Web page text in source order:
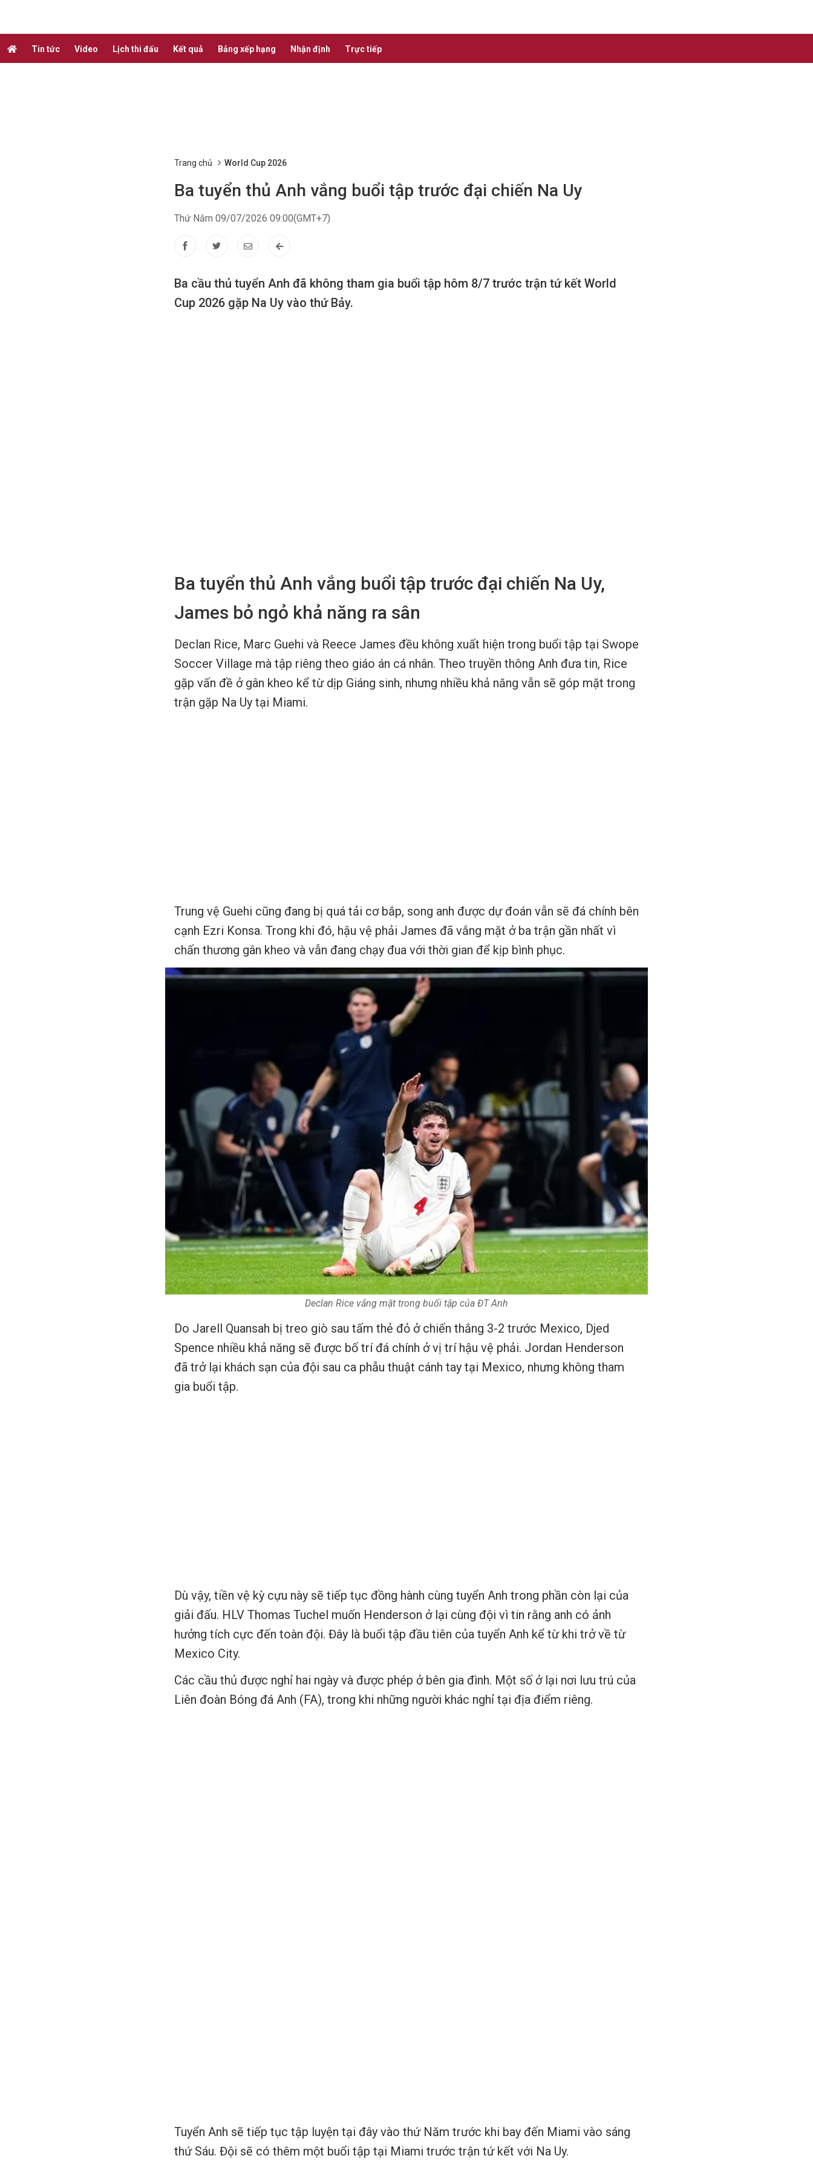
Tin tức Video Lịch thi đấu Kết quả Bảng xếp hạng Nhận định Trực tiếp
Trang chủ World Cup 2026
Ba tuyển thủ Anh vắng buổi tập trước đại chiến Na Uy
Thứ Năm 09/07/2026 09:00(GMT+7)
Ba cầu thủ tuyển Anh đã không tham gia buổi tập hôm 8/7 trước trận tứ kết World
Cup 2026 gặp Na Uy vào thứ Bảy.
Ba tuyển thủ Anh vắng buổi tập trước đại chiến Na Uy,
James bỏ ngỏ khả năng ra sân
Declan Rice, Marc Guehi và Reece James đều không xuất hiện trong buổi tập tại Swope
Soccer Village mà tập riêng theo giáo án cá nhân. Theo truyền thông Anh đưa tin, Rice
gặp vấn đề ở gân kheo kể từ dịp Giáng sinh, nhưng nhiều khả năng vẫn sẽ góp mặt trong
trận gặp Na Uy tại Miami.
Trung vệ Guehi cũng đang bị quá tải cơ bắp, song anh được dự đoán vẫn sẽ đá chính bên
cạnh Ezri Konsa. Trong khi đó, hậu vệ phải James đã vắng mặt ở ba trận gần nhất vì
chấn thương gân kheo và vẫn đang chạy đua với thời gian để kịp bình phục.
Declan Rice vắng mặt trong buổi tập của ĐT Anh
Do Jarell Quansah bị treo giò sau tấm thẻ đỏ ở chiến thắng 3-2 trước Mexico, Djed
Spence nhiều khả năng sẽ được bố trí đá chính ở vị trí hậu vệ phải. Jordan Henderson
đã trở lại khách sạn của đội sau ca phẫu thuật cánh tay tại Mexico, nhưng không tham
gia buổi tập.
Dù vậy, tiền vệ kỳ cựu này sẽ tiếp tục đồng hành cùng tuyển Anh trong phần còn lại của
giải đấu. HLV Thomas Tuchel muốn Henderson ở lại cùng đội vì tin rằng anh có ảnh
hưởng tích cực đến toàn đội. Đây là buổi tập đầu tiên của tuyển Anh kể từ khi trở về từ
Mexico City.
Các cầu thủ được nghỉ hai ngày và được phép ở bên gia đình. Một số ở lại nơi lưu trú của
Liên đoàn Bóng đá Anh (FA), trong khi những người khác nghỉ tại địa điểm riêng.
Tuyển Anh sẽ tiếp tục tập luyện tại đây vào thứ Năm trước khi bay đến Miami vào sáng
thứ Sáu. Đội sẽ có thêm một buổi tập tại Miami trước trận tứ kết với Na Uy.